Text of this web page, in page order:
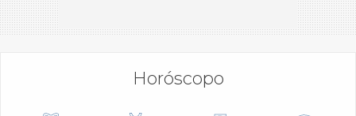
Horóscopo